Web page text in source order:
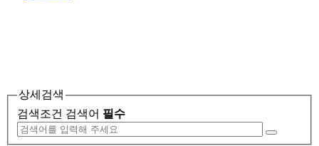
상세검색
검색조건 검색어 필수